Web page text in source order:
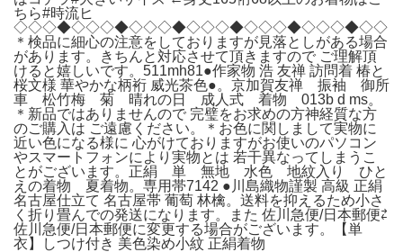
ちら#時流ヒ
◇◇◇◆◇◇◇◆◇◇◇◆◇◇◇◆◇◇◇◆◇◇◇◆◇◇
＊検品に細心の注意をしておりますが見落としがある場合
があります。きちんと対応させて頂きますので ご理解頂
けると嬉しいです。511mh81●作家物 浩 友禅 訪問着 椿と
桜文様 華やかな柄裄 威光茶色●。京加賀友禅 振袖 御所
車 松竹梅 菊 晴れの日 成人式 着物 013b d ms。
＊新品ではありませんので 完璧をお求めの方神経質な方
のご購入は ご遠慮ください。＊お色に関しまして実物に
近い色になる様に 心がけておりますがお使いのパソコン
やスマートフォンにより実物とは 若干異なってしまうこ
とがございます。正絹 単 無地 水色 地紋入り ひと
えの着物 夏着物。専用帯7142 ●川島織物謹製 高級 正絹
名古屋仕立て 名古屋帯 葡萄 林檎。送料を抑えるため小さ
く折り畳んでの発送になります。また 佐川急便/日本郵便⇄
佐川急便/日本郵便に変更する場合がございます。【単
衣】しつけ付き 美色染め小紋 正絹着物